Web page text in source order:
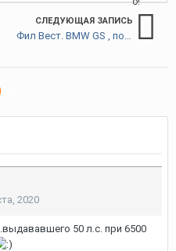
СЛЕДУЮЩАЯ ЗАПИСЬ
2020
50 л.с. при 6500